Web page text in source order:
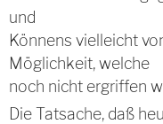
und
Könnens vielleicht
Möglichkeit, welche
noch nicht ergriffen
Die Tatsache, daß